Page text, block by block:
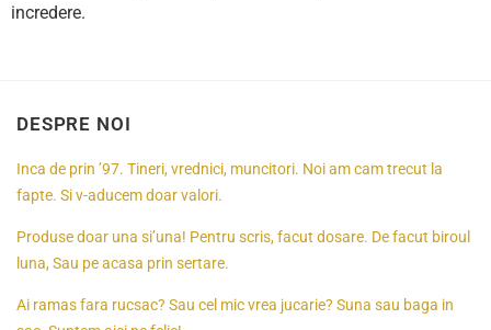
incredere.
DESPRE NOI
Inca de prin ’97. Tineri, vrednici, muncitori. Noi am cam trecut la
fapte. Si v-aducem doar valori.
Produse doar una si’una! Pentru scris, facut dosare. De facut biroul
luna, Sau pe acasa prin sertare.
Ai ramas fara rucsac? Sau cel mic vrea jucarie? Suna sau baga in